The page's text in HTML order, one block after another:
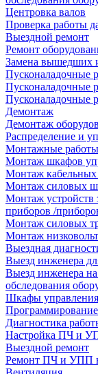
Центровка валов
Проверка работы
Выездной ремонт
Ремонт
Замена вышедших
Пусконаладочные
Пусконаладочные
Пусконаладочные
Демонтаж
Демонтаж
Распределение и
Монтажные работы
Монтаж шкафов
Монтаж
Монтаж силовых
Монтаж устройств
приборов /
Монтаж силовых
Монтаж
Выездная
Выезд инженера
Выезд инженера на
обследования
Шкафы
Программирование
Диагностика
Настройка ПЧ и
Выездной ремонт
Ремонт ПЧ и УПП